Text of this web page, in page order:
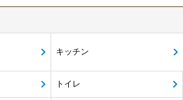
キッチン
トイレ